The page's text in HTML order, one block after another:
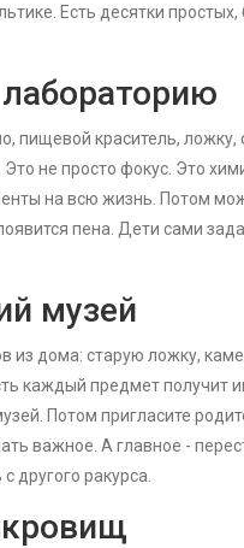
Есть десятки
пищевой краситель,
Это не просто фокус. Это
на всю жизнь. Потом
пена. Дети сами
музей
дома: старую ложку,
каждый предмет получит
Потом пригласите
важное. А главное -
другого ракурса.